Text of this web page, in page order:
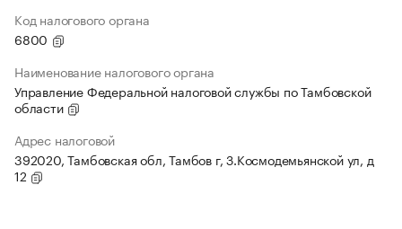
Код налогового органа
6800
Наименование налогового органа
Управление Федеральной налоговой службы по Тамбовской
области
Адрес налоговой
392020, Тамбовская обл, Тамбов г, З.Космодемьянской ул, д
12